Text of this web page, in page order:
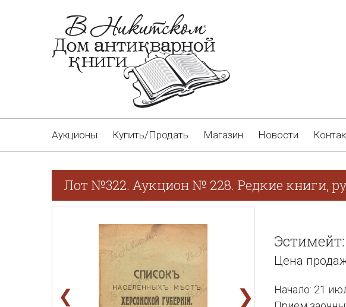
Аукционы Купить/Продать Магазин Новости
Лот №322. Аукцион № 228. Редкие книги,
❮ ❯
Цена
Начало: 21